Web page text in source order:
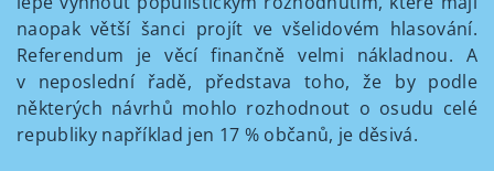
naopak větší šanci projít ve všelidovém hlasování.
Referendum je věcí finančně velmi nákladnou. A
v neposlední řadě, představa toho, že by podle
některých návrhů mohlo rozhodnout o osudu celé
republiky například jen 17 % občanů, je děsivá.